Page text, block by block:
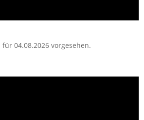
04.08.2026 vorgesehen.